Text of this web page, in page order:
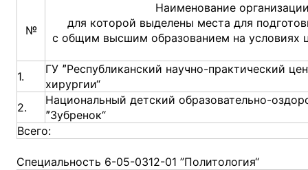
№
Наименование
для которой выделены места для
с общим высшим образованием на условиях
1.
ГУ ˮРеспубликанский научно-практический
хирургии“
2.
Национальный детский образовательно-
ˮЗубренок“
Всего:
Специальность 6-05-0312-01 ”Политология“